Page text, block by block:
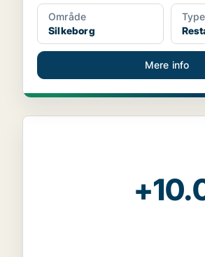
Område
Silkeborg
Type
Mere info